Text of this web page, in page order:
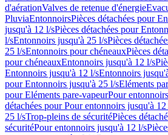
d'aérationValves de retenue d'énergie
PluviaEntonnoirsPièces détachées pour
jusqu'à 12 l/sPièces détachées pour
l/sEntonnoirs jusqu'à 25 l/sPièces
25 l/sEntonnoirs pour chéneauxPièces
pour chéneauxEntonnoirs jusqu'à 12 l/s
Entonnoirs jusqu'à 12 l/sEntonnoirs
pour Entonnoirs jusqu'à 25 l/sEléments
pour Eléments pare-vapeurPour
détachées pour Pour entonnoirs jusqu'à 12
25 l/sTrop-pleins de sécuritéPièces
sécuritéPour entonnoirs jusqu'à 12 l/s